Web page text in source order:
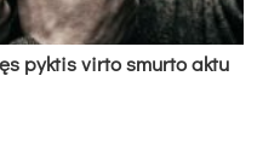
pyk­tis vir­to smur­to ak­tu